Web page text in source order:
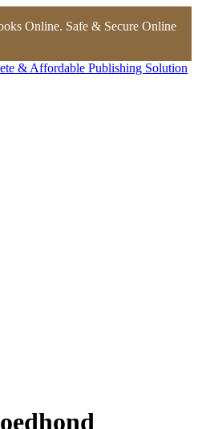
Online. Safe & Secure Online